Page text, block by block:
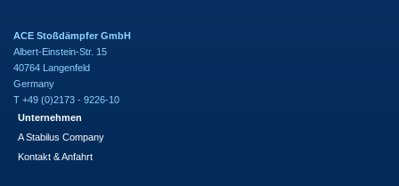
ACE Stoßdämpfer GmbH
Albert-Einstein-Str. 15
40764 Langenfeld
Germany
T +49 (0)2173 - 9226-10
Unternehmen
A Stabilus Company
Kontakt & Anfahrt